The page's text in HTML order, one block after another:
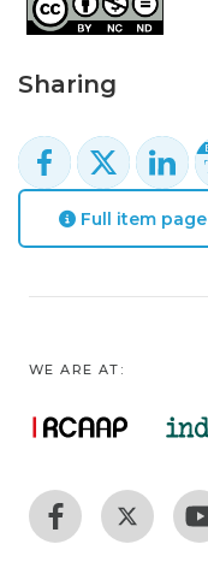
Sharing
Full item page
WE ARE AT: